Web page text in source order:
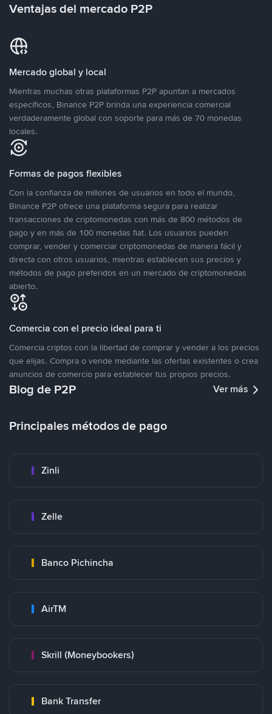
Ventajas del mercado P2P
Mercado global y local
Mientras muchas otras plataformas P2P apuntan a mercados
específicos, Binance P2P brinda una experiencia comercial
verdaderamente global con soporte para más de 70 monedas
locales.
Formas de pagos flexibles
Con la confianza de millones de usuarios en todo el mundo,
Binance P2P ofrece una plataforma segura para realizar
transacciones de criptomonedas con más de 800 métodos de
pago y en más de 100 monedas fiat. Los usuarios pueden
comprar, vender y comerciar criptomonedas de manera fácil y
directa con otros usuarios, mientras establecen sus precios y
métodos de pago preferidos en un mercado de criptomonedas
abierto.
Comercia con el precio ideal para ti
Comercia criptos con la libertad de comprar y vender a los precios
que elijas. Compra o vende mediante las ofertas existentes o crea
anuncios de comercio para establecer tus propios precios.
Blog de P2P Ver más
Principales métodos de pago
Zinli
Zelle
Banco Pichincha
AirTM
Skrill (Moneybookers)
Bank Transfer